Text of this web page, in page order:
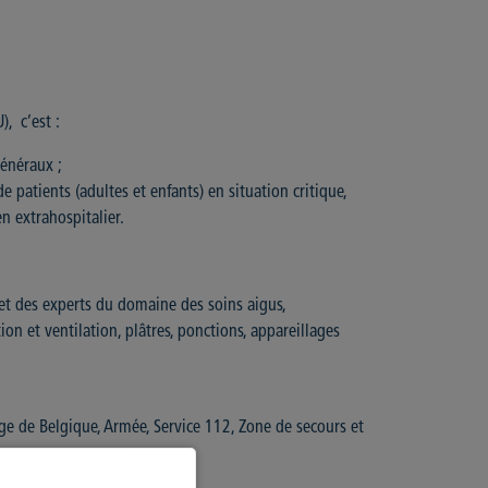
c’est :
;
patients (adultes et enfants) en situation critique,
extrahospitalier.
des experts du domaine des soins aigus,
et ventilation, plâtres, ponctions, appareillages
de Belgique, Armée, Service 112, Zone de secours et